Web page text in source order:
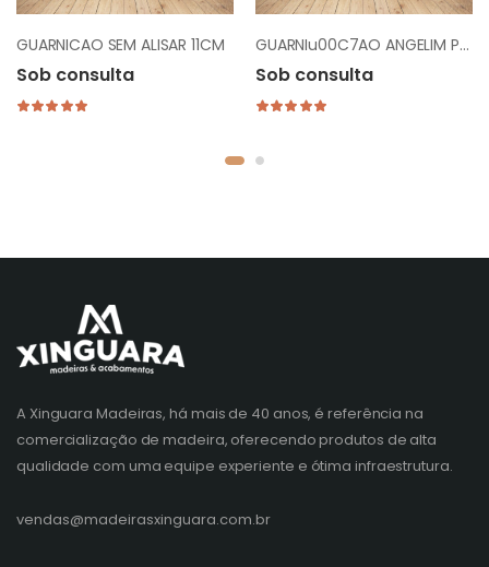
GUARNICAO SEM ALISAR 11CM
Sob consulta
GUARNIu00C7AO ANGELIM PEDRA 23CM - SEM ALIZAR
Sob consulta
A Xinguara Madeiras, há mais de 40 anos, é referência na
comercialização de madeira, oferecendo produtos de alta
qualidade com uma equipe experiente e ótima infraestrutura.
vendas@madeirasxinguara.com.br